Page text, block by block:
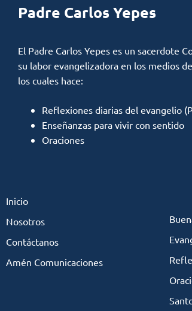
Padre Carlos Yepes
El Padre Carlos Yepes es un sacerdote
su labor evangelizadora en los medios
los cuales hace:
Reflexiones diarias del evangelio
Enseñanzas para vivir con sentido
Oraciones
Inicio
Nosotros
Contáctanos
Amén Comunicaciones